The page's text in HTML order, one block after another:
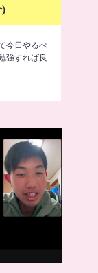
)
今日やるべ
強すれば良